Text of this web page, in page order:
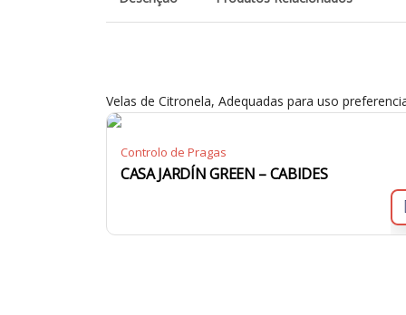
Velas de Citronela, Adequadas para uso
Controlo de Pragas
CASA JARDÍN GREEN – CABIDES